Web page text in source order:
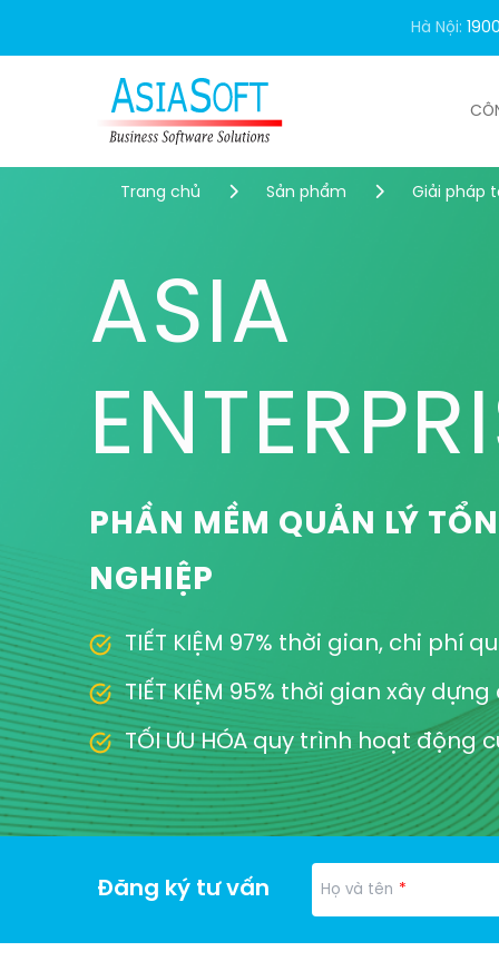
Hà Nội:
Trang chủ Sản phẩm Giải pháp
ASIA
PHẦN MỀM QUẢN LÝ
NGHIỆP
TIẾT KIỆM 97% thời gian, chi phí
TIẾT KIỆM 95% thời gian xây
TỐI ƯU HÓA quy trình hoạt động
Đăng ký tư vấn *